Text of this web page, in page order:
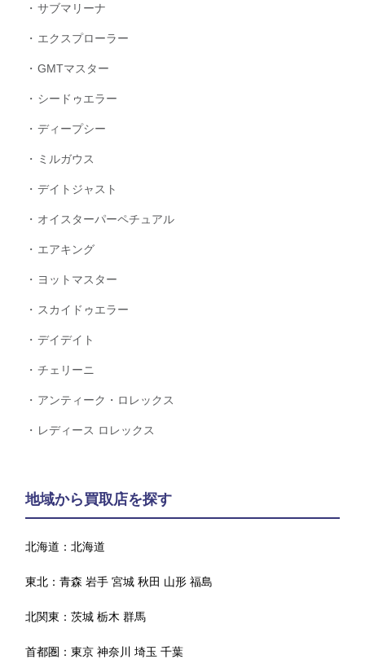
サブマリーナ
エクスプローラー
GMTマスター
シードゥエラー
ディープシー
ミルガウス
デイトジャスト
オイスターパーペチュアル
エアキング
ヨットマスター
スカイドゥエラー
デイデイト
チェリーニ
アンティーク・ロレックス
レディース ロレックス
地域から買取店を探す
北海道：北海道
東北：青森 岩手 宮城 秋田 山形 福島
北関東：茨城 栃木 群馬
首都圏：東京 神奈川 埼玉 千葉